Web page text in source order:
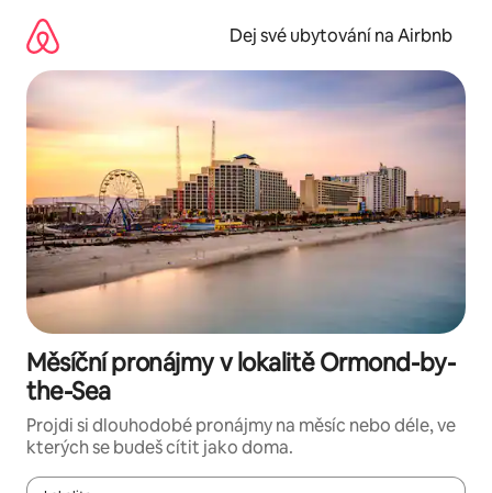
obsah
Dej své ubytování na Airbnb
Měsíční pronájmy v lokalitě Ormond-by-
the-Sea
Projdi si dlouhodobé pronájmy na měsíc nebo déle, ve
kterých se budeš cítit jako doma.